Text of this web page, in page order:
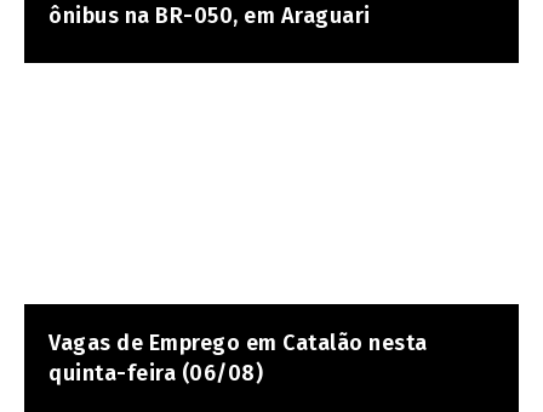
ônibus na BR-050, em Araguari
Vagas de Emprego em Catalão nesta
quinta-feira (06/08)